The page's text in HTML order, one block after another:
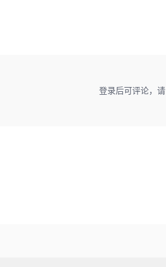
登录后可评论，请